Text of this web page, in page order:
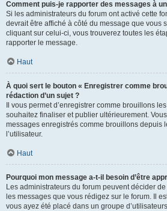
Comment puis-je rapporter des messages à
Si les administrateurs du forum ont activé cette
devrait être affiché à côté du message que vous
cliquant sur celui-ci, vous trouverez toutes les
rapporter le message.
Haut
À quoi sert le bouton « Enregistrer comme
rédaction d’un sujet ?
Il vous permet d’enregistrer comme brouillons
souhaitez finaliser et publier ultérieurement.
messages enregistrés comme brouillons depuis
l’utilisateur.
Haut
Pourquoi mon message a-t-il besoin d’être
Les administrateurs du forum peuvent décider
les messages que vous rédigez sur le forum. Il
vous ayez été placé dans un groupe